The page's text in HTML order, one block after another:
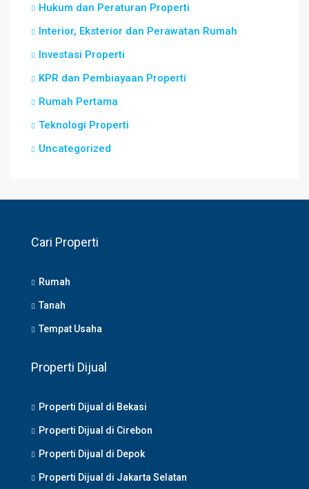
Hukum dan Peraturan Properti
Interior, Eksterior dan Perawatan Rumah
Investasi Properti
KPR dan Pembiayaan Properti
Rumah Pertama
Teknologi Properti
Uncategorized
Cari Properti
Rumah
Tanah
Tempat Usaha
Properti Dijual
Properti Dijual di Bekasi
Properti Dijual di Cirebon
Properti Dijual di Depok
Properti Dijual di Jakarta Selatan